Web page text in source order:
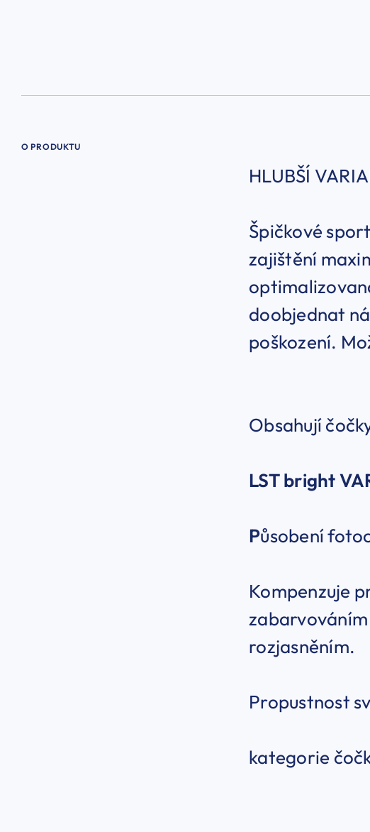
O PRODUKTU
HLUBŠÍ
Špičkové
zajištění
doobjednat
poškození.
Obsahují
LSTbright
Působení
Kompenzuje
rozjasněním.
Propustnost
kategorie